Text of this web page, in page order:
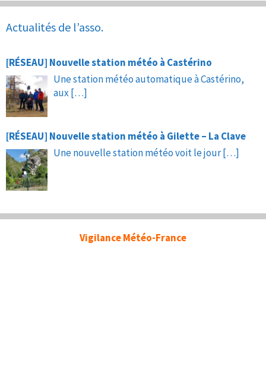
Actualités de l’asso.
[RÉSEAU] Nouvelle station météo à Castérino
Une station météo automatique à Castérino,
aux […]
[RÉSEAU] Nouvelle station météo à Gilette – La Clave
Une nouvelle station météo voit le jour[…]
Vigilance Météo-France